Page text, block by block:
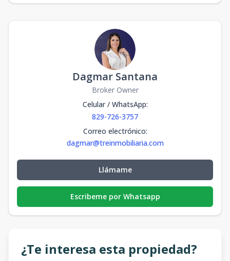
Dagmar Santana
Broker Owner
Celular / WhatsApp:
829-726-3757
Correo electrónico:
dagmar@treinmobiliaria.com
Llámame
Escribeme por Whatsapp
¿Te interesa esta propiedad?